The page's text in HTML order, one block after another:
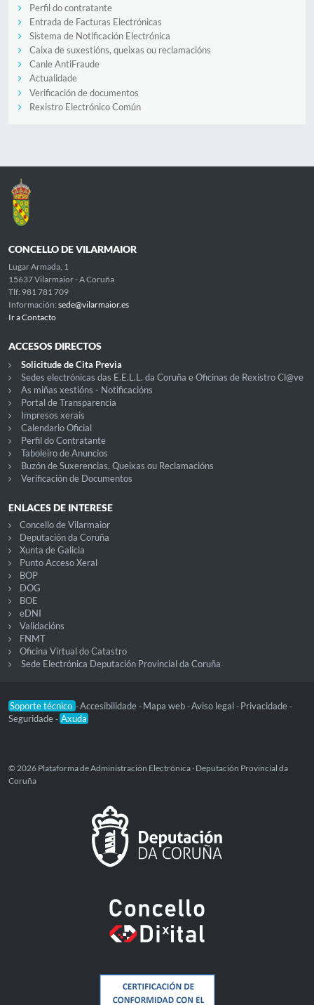
Perfil do contratante
Entrada de Facturas Electrónicas
Sistema de Notificación Electrónica
Caixa de suxestións, queixas ou reclamacións
Canle AntiFraude
Actualidade
Verificación de documentos
Rexistro Electrónico Común
CONCELLO DE VILARMAIOR
Lugar Armada, 1
15637 Vilarmaior - A Coruña
Tlf: 981 781 709
Información: sede@vilarmaior.es
Ir a Contacto
ACCESOS DIRECTOS
Solicitude de Cita Previa
Sedes electrónicas das E.E.L.L. da Coruña e Oficinas de Rexistro Cl@ve
As miñas xestións - Notificacións
Portal de Transparencia
Impresos xerais
Calendario Oficial
Perfil do Contratante
Taboleiro de Anuncios
Buzón de Suxerencias, Queixas ou Reclamacións
Verificación de Documentos
ENLACES DE INTERESE
Concello de Vilarmaior
Deputación da Coruña
Xunta de Galicia
Punto Acceso Xeral
BOP
DOG
BOE
eDNI
Validacións
FNMT
Oficina Virtual do Catastro
Sede Electrónica Deputación Provincial da Coruña
Soporte técnico -Accesibilidade - Mapa web -Aviso legal - Privacidade -
Seguridade - Axuda
© 2026 Plataforma de Administración Electrónica · Deputación Provincial da
Coruña